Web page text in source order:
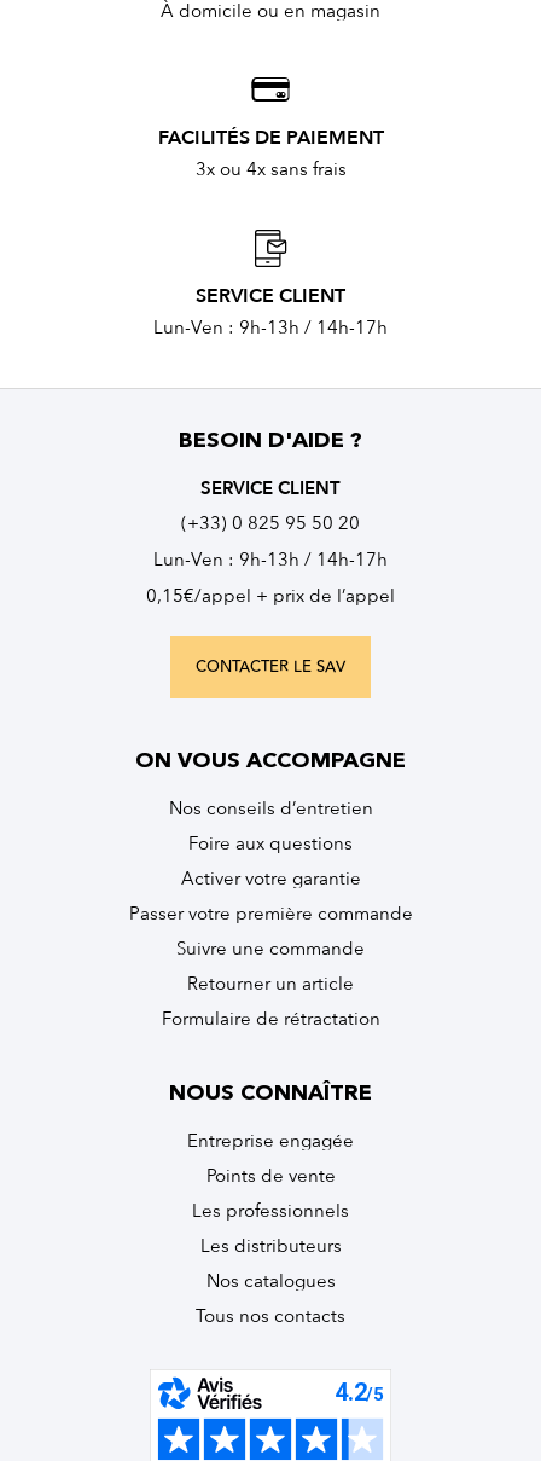
À domicile ou en magasin
FACILITÉS DE PAIEMENT
3x ou 4x sans frais
SERVICE CLIENT
Lun-Ven : 9h-13h / 14h-17h
BESOIN D'AIDE ?
SERVICE CLIENT
(+33) 0 825 95 50 20
Lun-Ven : 9h-13h / 14h-17h
0,15€/appel + prix de l’appel
CONTACTER LE SAV
ON VOUS ACCOMPAGNE
Nos conseils d’entretien
Foire aux questions
Activer votre garantie
Passer votre première commande
Suivre une commande
Retourner un article
Formulaire de rétractation
NOUS CONNAÎTRE
Entreprise engagée
Points de vente
Les professionnels
Les distributeurs
Nos catalogues
Tous nos contacts